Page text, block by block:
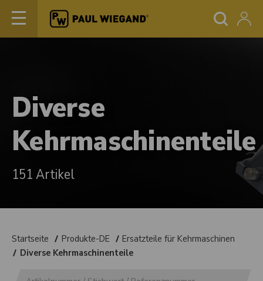
Diverse
Kehrmaschinenteile
151 Artikel
Startseite Produkte-DE
Ersatzteile für Kehrmaschinen
Diverse Kehrmaschinenteile